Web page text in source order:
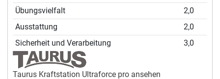
Übungsvielfalt
2,0
Ausstattung
2,0
Sicherheit und Verarbeitung
3,0
Taurus Kraftstation Ultraforce pro ansehen